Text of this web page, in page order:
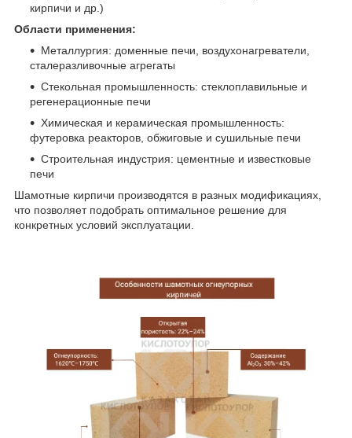
кирпичи и др.)
Области применения:
Металлургия: доменные печи, воздухонагреватели,
сталеразливочные агрегаты
Стекольная промышленность: стеклоплавильные и
регенерационные печи
Химическая и керамическая промышленность:
футеровка реакторов, обжиговые и сушильные печи
Строительная индустрия: цементные и известковые
печи
Шамотные кирпичи производятся в разных модификациях,
что позволяет подобрать оптимальное решение для
конкретных условий эксплуатации.